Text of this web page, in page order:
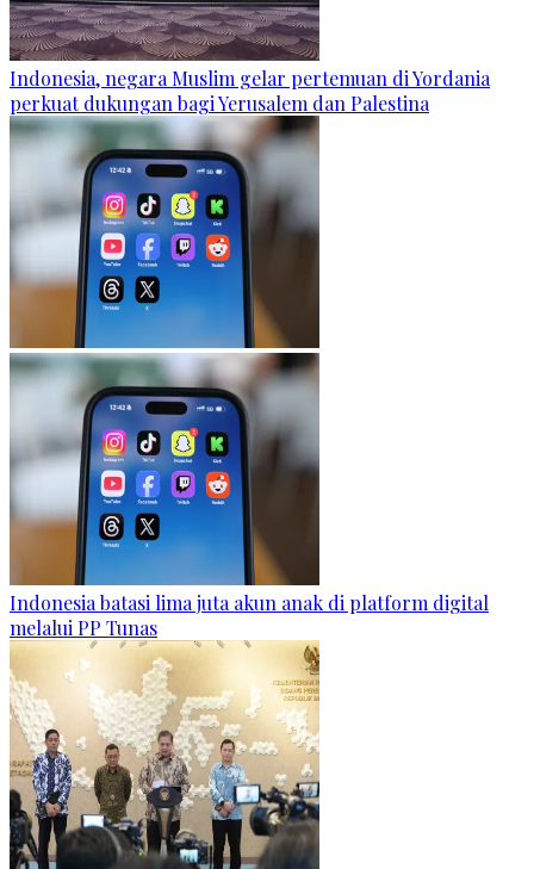
Indonesia, negara Muslim gelar pertemuan di Yordania
perkuat dukungan bagi Yerusalem dan Palestina
Indonesia batasi lima juta akun anak di platform digital
melalui PP Tunas